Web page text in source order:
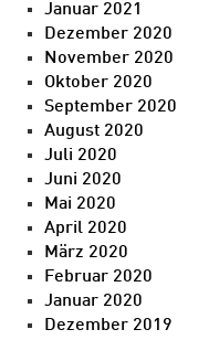
Januar 2021
Dezember 2020
November 2020
Oktober 2020
September 2020
August 2020
Juli 2020
Juni 2020
Mai 2020
April 2020
März 2020
Februar 2020
Januar 2020
Dezember 2019